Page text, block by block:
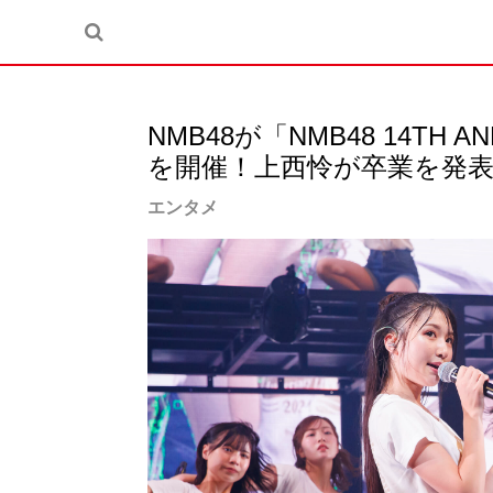
NMB48が「NMB48 14TH
を開催！上西怜が卒業を発
エンタメ